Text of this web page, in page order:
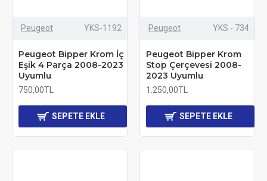
Peugeot YKS-1192
Peugeot Bipper Krom İç
Eşik 4 Parça 2008-2023
Uyumlu
750,00TL
SEPETE EKLE
Peugeot YKS - 734
Peugeot Bipper Krom
Stop Çerçevesi 2008-
2023 Uyumlu
1.250,00TL
SEPETE EKLE